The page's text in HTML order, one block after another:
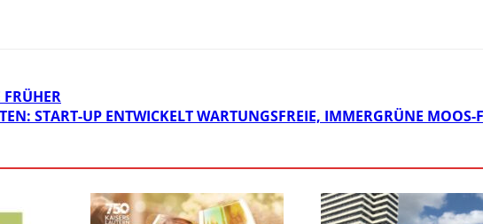
START-UP ENTWICKELT WARTUNGSFREIE, IMMERGRÜNE MOOS-